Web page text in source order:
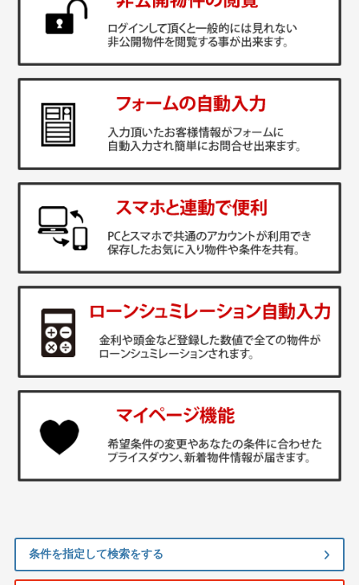
条件を指定して検索をする